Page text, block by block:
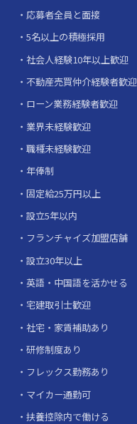
応募者全員と面接
5名以上の積極採用
社会人経験10年以上歓迎
不動産売買仲介経験者歓迎
ローン業務経験者歓迎
業界未経験歓迎
職種未経験歓迎
年俸制
固定給25万円以上
設立5年以内
フランチャイズ加盟店舗
設立30年以上
英語・中国語を活かせる
宅建取引士歓迎
社宅・家賃補助あり
研修制度あり
フレックス勤務あり
マイカー通勤可
扶養控除内で働ける